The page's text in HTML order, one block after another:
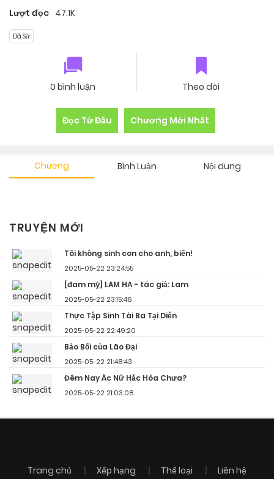
Lượt đọc 47.1K
Dã Sử
0 bình luận Theo dõi
Đọc Từ Đầu Chương Mới Nhất
Chương Bình Luận Nội dung
TRUYỆN MỚI
Tôi không sinh con cho anh, biến!
2025-05-22 23:24:55
[đam mỹ] LAM HẠ - tác giả: Lam
2025-05-22 23:15:46
Thực Tập Sinh Tài Ba Tại Diễn
2025-05-22 22:49:20
Bảo Bối của Lão Đại
2025-05-22 21:48:43
Đêm Nay Ác Nữ Hắc Hóa Chưa?
2025-05-22 21:03:08
Trang chủ Xếp hạng Thể loại Liên hệ